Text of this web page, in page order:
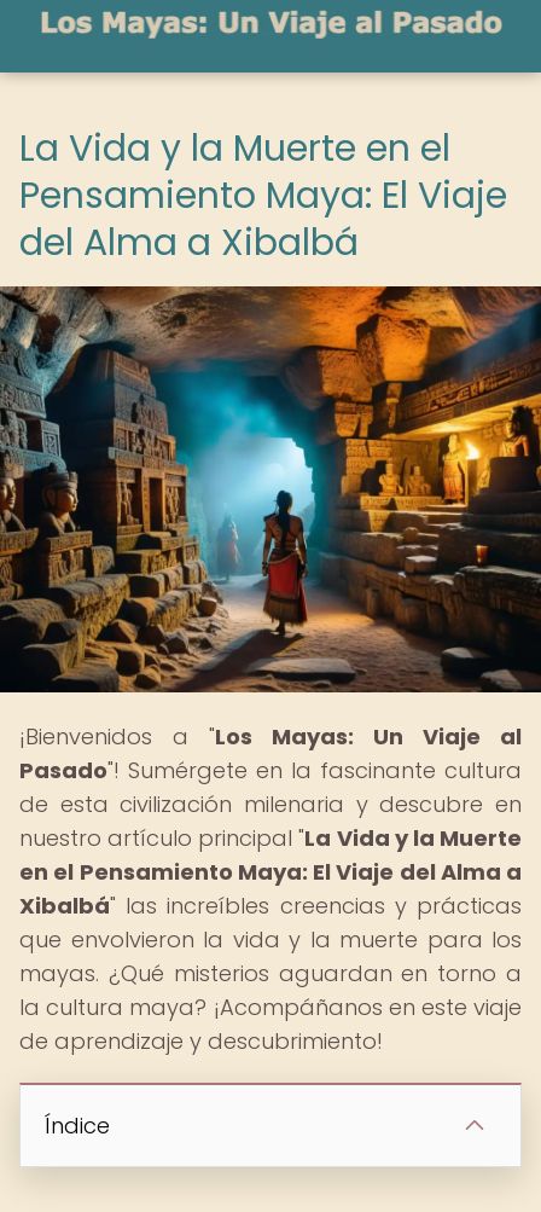
La Vida y la Muerte en el
Pensamiento Maya: El Viaje
del Alma a Xibalbá
¡Bienvenidos a "Los Mayas: Un Viaje al
Pasado"! Sumérgete en la fascinante cultura
de esta civilización milenaria y descubre en
nuestro artículo principal "La Vida y la Muerte
en el Pensamiento Maya: El Viaje del Alma a
Xibalbá" las increíbles creencias y prácticas
que envolvieron la vida y la muerte para los
mayas. ¿Qué misterios aguardan en torno a
la cultura maya? ¡Acompáñanos en este viaje
de aprendizaje y descubrimiento!
Índice